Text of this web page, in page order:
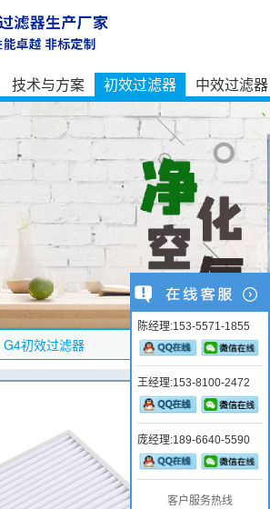
技术与方案 初效过滤器 中效过滤器
G4初效过滤器
陈经理:153-5571-1855
王经理:153-8100-2472
庞经理:189-6640-5590
客户服务热线